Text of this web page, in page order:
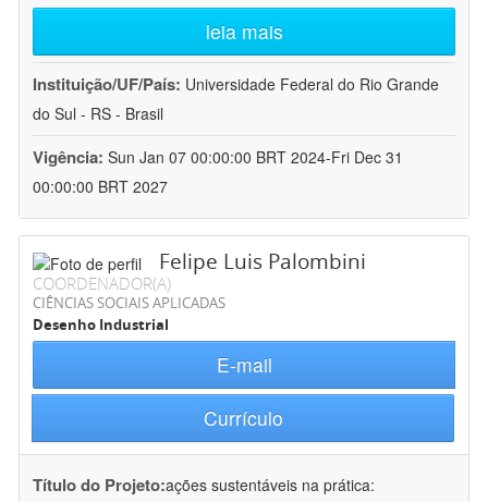
leia mais
Instituição/UF/País: Universidade Federal do Rio Grande
do Sul - RS - Brasil
Vigência: Sun Jan 07 00:00:00 BRT 2024-Fri Dec 31
00:00:00 BRT 2027
Felipe Luis Palombini
COORDENADOR(A)
CIÊNCIAS SOCIAIS APLICADAS
Desenho Industrial
E-mail
Currículo
Título do Projeto:ações sustentáveis na prática: